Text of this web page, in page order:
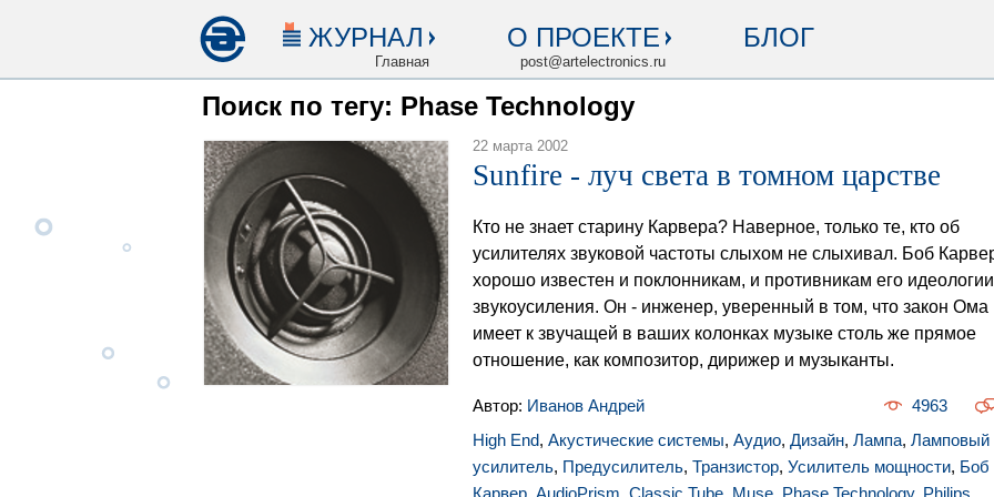
ЖУРНАЛ
Главная
О ПРОЕКТЕ
post@artelectronics.ru
БЛОГ
Поиск по тегу: Phase Technology
22 марта 2002
Sunfire - луч света в томном царстве
Кто не знает старину Карвера? Наверное, только те, кто об
усилителях звуковой частоты слыхом не слыхивал. Боб
хорошо известен и поклонникам, и противникам его идеологии
звукоусиления. Он - инженер, уверенный в том, что закон Ома
имеет к звучащей в ваших колонках музыке столь же прямое
отношение, как композитор, дирижер и музыканты.
Автор: Иванов Андрей
4963
High End, Акустические системы, Аудио, Дизайн, Лампа, Ламповый
усилитель, Предусилитель, Транзистор, Усилитель мощности, Боб
Карвер AudioPrism Classic Tube Muse Phase Technology, Philips